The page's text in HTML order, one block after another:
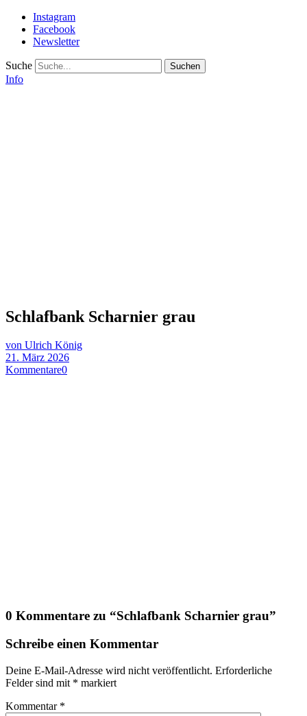
Instagram
Facebook
Newsletter
Suche
Info
Schlafbank Scharnier grau
von Ulrich König
21. März 2026
Kommentare0
0 Kommentare zu “Schlafbank Scharnier grau”
Schreibe einen Kommentar
Deine E-Mail-Adresse wird nicht veröffentlicht. Erforderliche
Felder sind mit * markiert
Kommentar *